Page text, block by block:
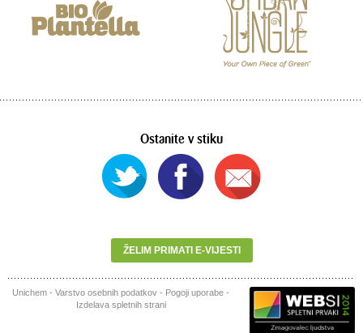
Ostanite v stiku
ŽELIM PRIMATI E-VIJESTI
Unichem - Varstvo osebnih podatkov - Pogoji uporabe -
Izdelava spletnih strani